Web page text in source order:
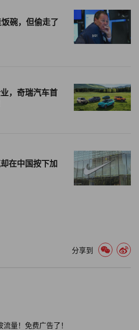
温室气体排放技术的初创企业。
艇制造商的生产计划排期极为紧
无价的。”他表示，“许多买家更倾
待多年。”
一个有趣的点在于，据报道盖茨从
它现已挂牌出售，并将于九月在摩
游艇都是独一无二的，而就“突破
不止一艘船。
·盖茨的游艇呢？”（财富中文网）
碗，但偷走了
，奇瑞汽车首
在中国按下加
分享到
量！免费广告了！